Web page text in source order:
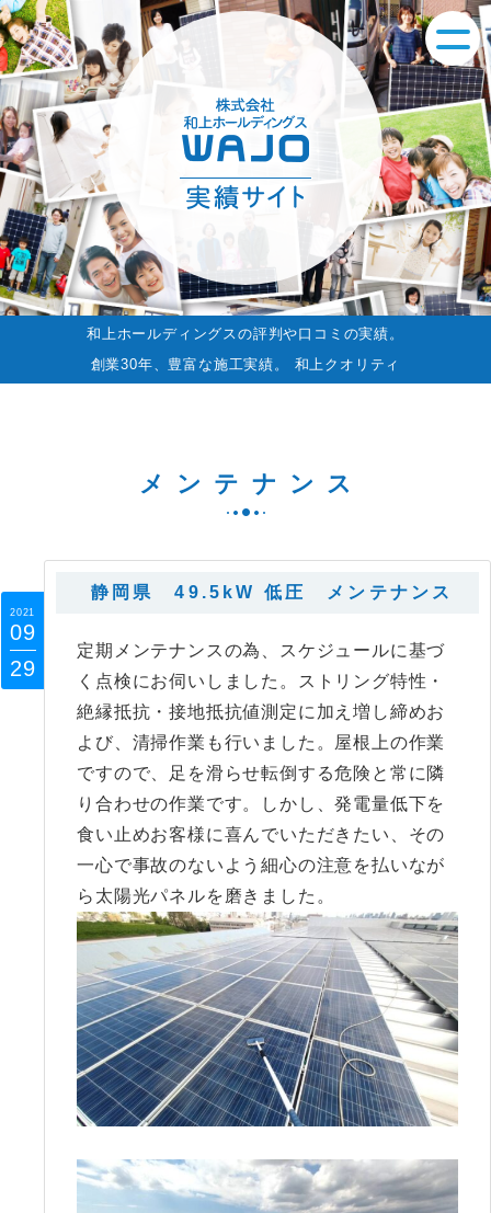
和上ホールディングスの評判や口コミの実績。
創業30年、豊富な施工実績。 和上クオリティ
メンテナンス
静岡県 49.5kW 低圧 メンテナンス
2021
09
29
定期メンテナンスの為、スケジュールに基づ
く点検にお伺いしました。ストリング特性・
絶縁抵抗・接地抵抗値測定に加え増し締めお
よび、清掃作業も行いました。屋根上の作業
ですので、足を滑らせ転倒する危険と常に隣
り合わせの作業です。しかし、発電量低下を
食い止めお客様に喜んでいただきたい、その
一心で事故のないよう細心の注意を払いなが
ら太陽光パネルを磨きました。